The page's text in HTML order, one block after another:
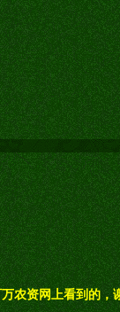
农资网上看到的，